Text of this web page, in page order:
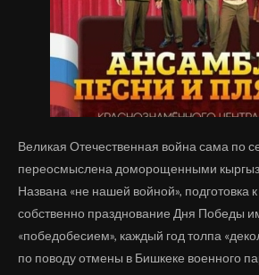
Великая Отечественная война сама по
переосмыслена доморощенными
Названа «не нашей войной», подготовка
собственно празднование Дня Победы
«победобесием», каждый год толпа
по поводу отмены в Бишкеке военного